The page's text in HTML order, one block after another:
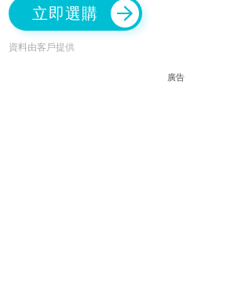
立即選購
資料由客戶提供
廣告